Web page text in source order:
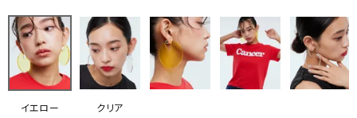
はじめてご利用の方へ
お問い合わせ
イエロー クリア